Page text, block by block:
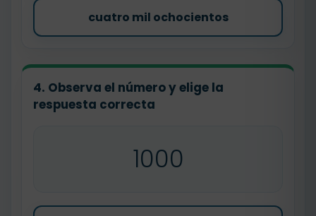
cuatro mil ochocientos
4. Observa el número y elige la
respuesta correcta
1000